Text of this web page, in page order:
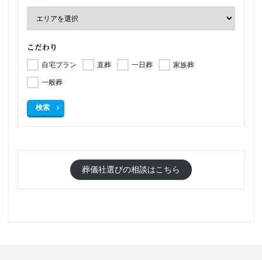
こだわり
自宅プラン 直葬 一日葬
家族葬
一般葬
検索
葬儀社選びの相談はこちら